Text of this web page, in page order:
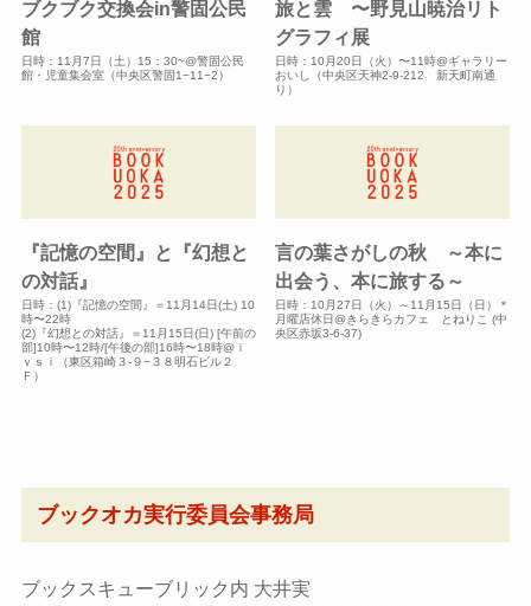
ブクブク交換会in警固公民
館
日時：11月7日（土）15：30~@警固公民
館・児童集会室（中央区警固1−11−2）
旅と雲 〜野見山暁治リト
グラフィ展
日時：10月20日（火）〜11時@ギャラリー
おいし（中央区天神2-9-212 新天町南通
り）
『記憶の空間』と『幻想と
の対話』
日時：(1)『記憶の空間』＝11月14日(土) 10
時〜22時
(2)『幻想との対話』＝11月15日(日) [午前の
部]10時〜12時/[午後の部]16時〜18時@ｉ
ｖｓｉ（東区箱崎３-９−３８明石ビル２
Ｆ）
言の葉さがしの秋 ～本に
出会う、本に旅する～
日時：10月27日（火）～11月15日（日）＊
月曜店休日@きらきらカフェ とねりこ (中
央区赤坂3-6-37)
ブックオカ実行委員会事務局
ブックスキューブリック内 大井実